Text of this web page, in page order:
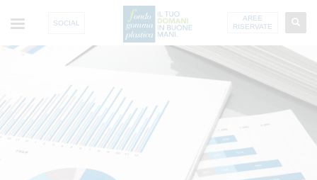
SOCIAL
AREE
RISERVATE